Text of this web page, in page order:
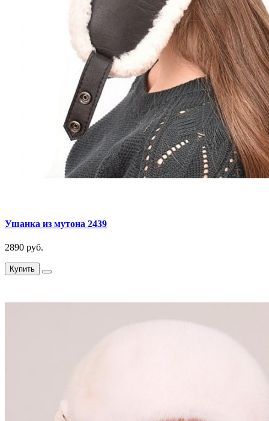
Ушанка из мутона 2439
2890 руб.
Купить